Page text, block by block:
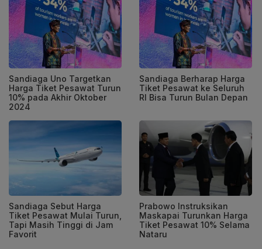
Sandiaga Uno Targetkan
Harga Tiket Pesawat Turun
10% pada Akhir Oktober
2024
Sandiaga Berharap Harga
Tiket Pesawat ke Seluruh
RI Bisa Turun Bulan Depan
Sandiaga Sebut Harga
Tiket Pesawat Mulai Turun,
Tapi Masih Tinggi di Jam
Favorit
Prabowo Instruksikan
Maskapai Turunkan Harga
Tiket Pesawat 10% Selama
Nataru